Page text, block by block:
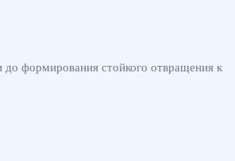
до формирования стойкого отвращения к